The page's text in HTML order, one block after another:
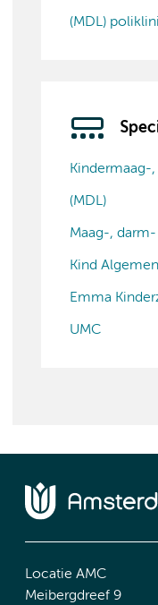
(MDL)
Kindermaag-
(MDL)
Maag-,
Kind
Emma
UMC
Locatie AMC
Meibergdreef 9